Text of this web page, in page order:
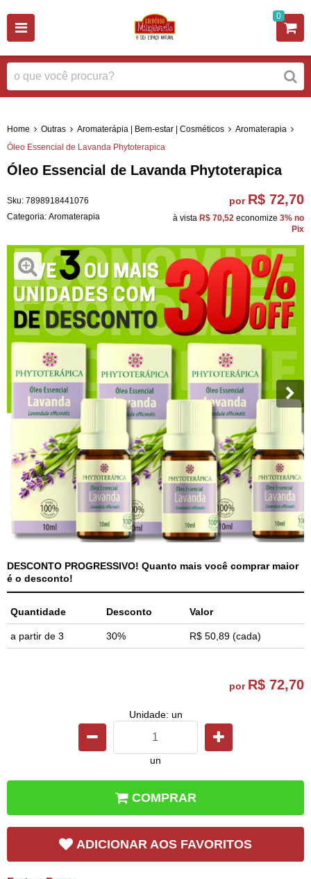
0
Home Outras Aromaterápia | Bem-estar | Cosméticos
Aromaterapia
Óleo Essencial de Lavanda Phytoterapica
Óleo Essencial de Lavanda Phytoterapica
Sku: 7898918441076
Categoria: Aromaterapia
por R$ 72,70
à vista R$ 70,52 economize 3% no
Pix
DESCONTO PROGRESSIVO! Quanto mais você comprar maior
é o desconto!
Quantidade Desconto Valor
a partir de 3 30% R$ 50,89 (cada)
por R$ 72,70
Unidade: un
un
COMPRAR
ADICIONAR AOS FAVORITOS